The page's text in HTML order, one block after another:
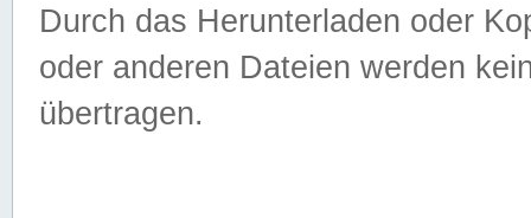
Durch das Herunterladen oder
oder anderen Dateien werden
übertragen.